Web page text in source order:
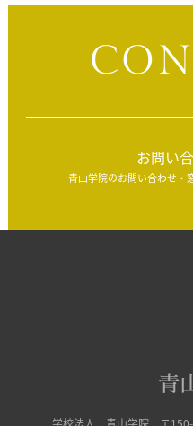
お問い
青山学院のお問い合わせ・